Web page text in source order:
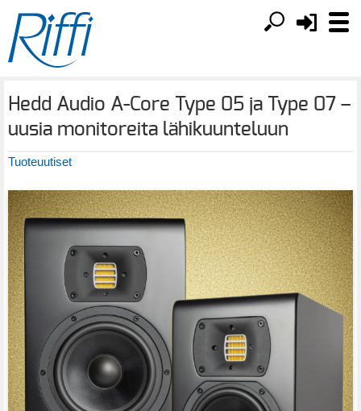
Hedd Audio A-Core Type 05 ja Type 07 –
uusia monitoreita lähikuunteluun
Tuoteuutiset